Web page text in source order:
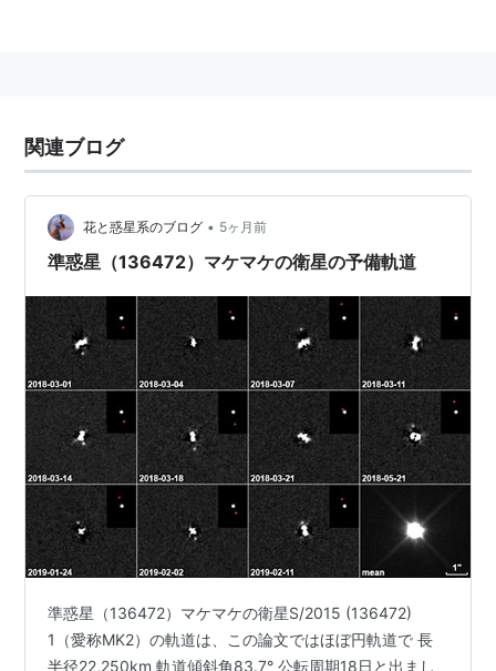
太陽の周りを回る
十分に大きな質量を持ち、形状が球状（重力平衡形
状）になるだけの自己重力を発生させている
公転軌道周辺から他の天体が排除されておらず、そ
の軌道において支配的でない
衛星でない
惑星の定義と異なる点は、3番目である。例えば冥王星
は、海王星の軌道と一部重なっており
*1 、軌道上で支配
的な天体ではない。
準惑星の一覧
冥王星 (冥王星族) *2
エリス(散乱円盤天体) *3
ケレス (メインベルト天体)*4
マケマケ
ハウメア(キュビワノ族)*6
関連ブログ
花と惑星系のブログ • 5ヶ月前
準惑星（136472）マケマケの衛星の予備軌道
準惑星（136472）マケマケの衛星S/2015 (136472)
1（愛称MK2）の軌道は、この論文ではほぼ円軌道で 長
半径22,250km 軌道傾斜角83.7° 公転周期18日と出まし